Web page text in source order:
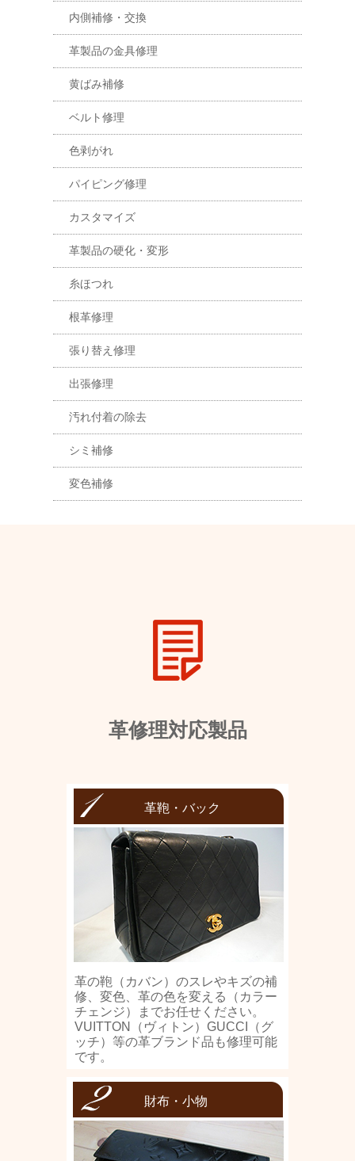
内側補修・交換
革製品の金具修理
黄ばみ補修
ベルト修理
色剥がれ
パイピング修理
カスタマイズ
革製品の硬化・変形
糸ほつれ
根革修理
張り替え修理
出張修理
汚れ付着の除去
シミ補修
変色補修
革修理対応製品
革鞄・バック
革の鞄（カバン）のスレやキズの補
修、変色、革の色を変える（カラー
チェンジ）までお任せください。
VUITTON（ヴィトン）GUCCI（グ
ッチ）等の革ブランド品も修理可能
です。
財布・小物